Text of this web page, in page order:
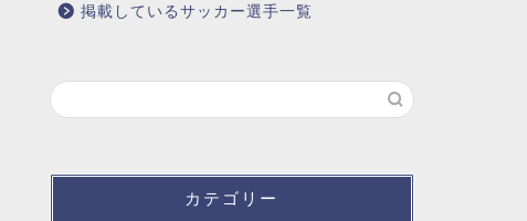
掲載しているサッカー選手一覧
カテゴリー